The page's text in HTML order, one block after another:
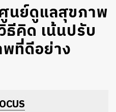
นย์ดูแลสุขภาพ
ธีคิด เน้นปรับ
ที่ดีอย่าง